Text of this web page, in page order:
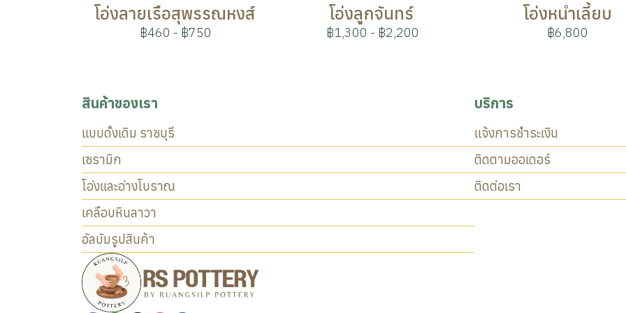
โอ่งลายเรือสุพรรณหงส์
฿460 - ฿750
โอ่งลูกจันทร์
฿1,300 - ฿2,200
โอ่งหนำเลี้ยบ
฿6,800
สินค้าของเรา
แบบดั้งเดิม ราชบุรี
เซรามิก
โอ่งและอ่างโบราณ
เคลือบหินลาวา
อัลบัมรูปสินค้า
บริการ
แจ้งการชำระเงิน
ติดตามออเดอร์
ติดต่อเรา